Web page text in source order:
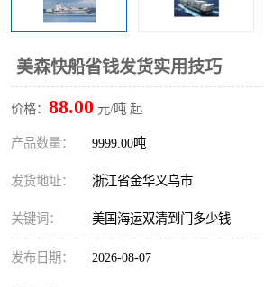
美森快船省钱发货实用技巧
价格： 88.00 元/吨 起
产品数量： 9999.00吨
发货地址： 浙江省金华义乌市
关键词： 美国海运双清到门多少钱
发布日期： 2026-08-07